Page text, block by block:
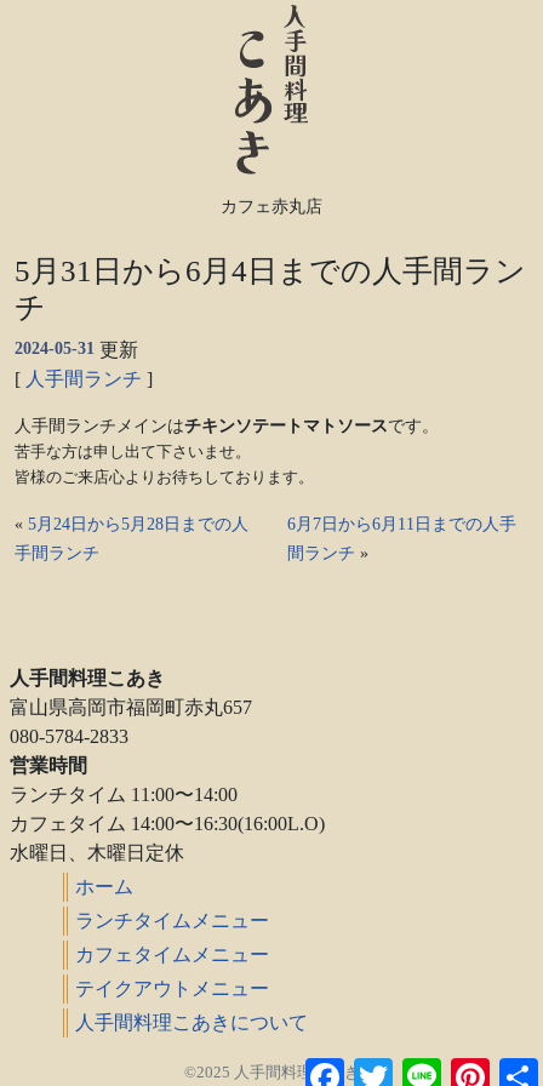
カフェ赤丸店
5月31日から6月4日までの人手間ラン
チ
2024-05-31 更新
[ 人手間ランチ ]
人手間ランチメインはチキンソテートマトソースです。
苦手な方は申し出て下さいませ。
皆様のご来店心よりお待ちしております。
« 5月24日から5月28日までの人
手間ランチ
6月7日から6月11日までの人手
間ランチ »
人手間料理こあき
富山県高岡市福岡町赤丸657
080-5784-2833
営業時間
ランチタイム 11:00〜14:00
カフェタイム 14:00〜16:30(16:00L.O)
水曜日、木曜日定休
ホーム
ランチタイムメニュー
カフェタイムメニュー
テイクアウトメニュー
人手間料理こあきについて
©2025 人手間料理こあきFacebookTwitter Line